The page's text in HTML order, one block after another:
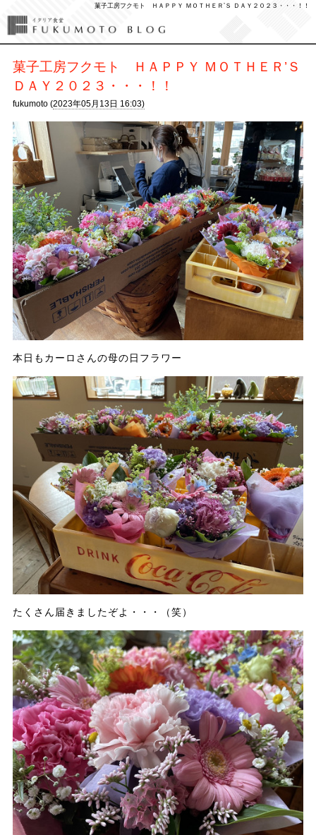
菓子工房フクモト ＨＡＰＰＹ ＭＯＴＨＥＲ’Ｓ ＤＡＹ２０２３・・・！！
菓子工房フクモト ＨＡＰＰＹ ＭＯＴＨＥＲ’Ｓ
ＤＡＹ２０２３・・・！！
fukumoto (2023年05月13日 16:03)
本日もカーロさんの母の日フラワー
たくさん届きましたぞよ・・・（笑）